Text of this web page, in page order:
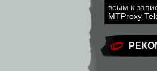
всым к
MTProxy